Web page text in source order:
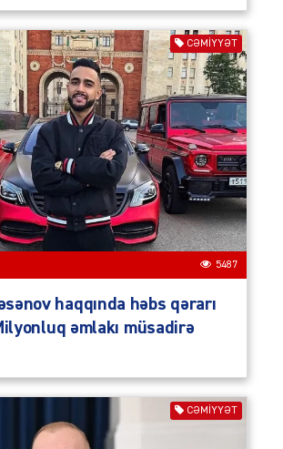
CƏMIYYƏT
5487
haqqında həbs qərarı
əmlakı müsadirə
CƏMIYYƏT